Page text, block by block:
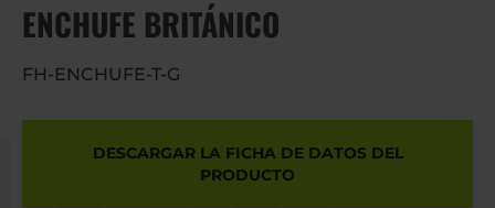
ENCHUFE BRITÁNICO
FH-ENCHUFE-T-G
DESCARGAR LA FICHA DE DATOS DEL
PRODUCTO